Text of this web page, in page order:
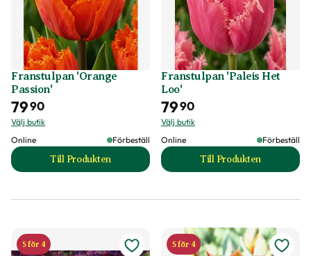
Franstulpan 'Orange
Passion'
7990
Välj butik
Online
Förbeställ
Till Produkten
till Franstulpan 'Orange Passion' produktsida
Franstulpan 'Paleis Het
Loo'
7990
Välj butik
Online
Förbeställ
Till Produkten
till Franstulpan
5 för 4 5 för 4